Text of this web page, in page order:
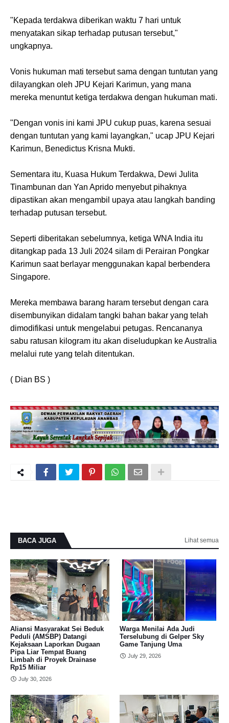
"Kepada terdakwa diberikan waktu 7 hari untuk
menyatakan sikap terhadap putusan tersebut,"
ungkapnya.
Vonis hukuman mati tersebut sama dengan tuntutan yang
dilayangkan oleh JPU Kejari Karimun, yang mana
mereka menuntut ketiga terdakwa dengan hukuman mati.
"Dengan vonis ini kami JPU cukup puas, karena sesuai
dengan tuntutan yang kami layangkan," ucap JPU Kejari
Karimun, Benedictus Krisna Mukti.
Sementara itu, Kuasa Hukum Terdakwa, Dewi Julita
Tinambunan dan Yan Aprido menyebut pihaknya
dipastikan akan mengambil upaya atau langkah banding
terhadap putusan tersebut.
Seperti diberitakan sebelumnya, ketiga WNA India itu
ditangkap pada 13 Juli 2024 silam di Perairan Pongkar
Karimun saat berlayar menggunakan kapal berbendera
Singapore.
Mereka membawa barang haram tersebut dengan cara
disembunyikan didalam tangki bahan bakar yang telah
dimodifikasi untuk mengelabui petugas. Rencananya
sabu ratusan kilogram itu akan diseludupkan ke Australia
melalui rute yang telah ditentukan.
( Dian BS )
BACA JUGA Lihat semua
Aliansi Masyarakat Sei Beduk
Peduli (AMSBP) Datangi
Kejaksaan Laporkan Dugaan
Pipa Liar Tempat Buang
Limbah di Proyek Drainase
Rp15 Miliar
July 30, 2026
Warga Menilai Ada Judi
Terselubung di Gelper Sky
Game Tanjung Uma
July 29, 2026